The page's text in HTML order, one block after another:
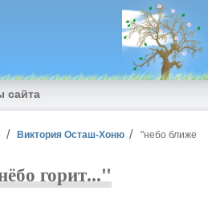
сайта
Виктория Осташ-Хоню
"небо ближе
горит..."